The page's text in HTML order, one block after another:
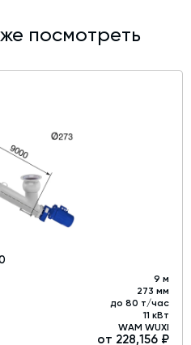
посмотреть
9 м
273 мм
до 80 т/час
11 кВт
WAM WUXI
от 228,156 ₽